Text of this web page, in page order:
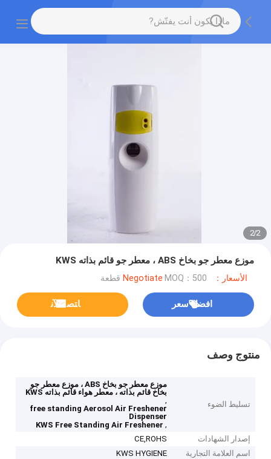
2
/
2
موزع معطر جو بخاخ ABS ، معطر جو قائم بذاته KWS
الأسعار：Negotiate MOQ：500 قطعة
افضل سعر ﺎﺘﺼﻟ ﺍﻶﻧ
منتوج وصف
تسليط الضوء
موزع معطر جو بخاخ ABS ، موزع معطر جو
بخاخ قائم بذاته ، معطر هواء قائم بذاته KWS
,
free standing Aerosol Air Freshener
Dispenser
,
KWS Free Standing Air Freshener
إصدار الشهادات
CE,ROHS
اسم العلامة التجارية
KWS HYGIENE